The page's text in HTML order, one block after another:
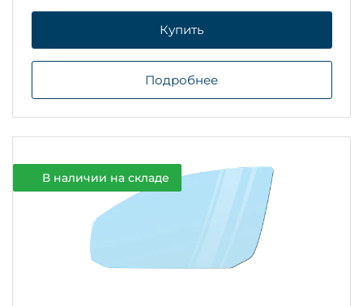
Купить
Подробнее
В наличии на складе